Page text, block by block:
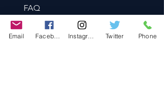
FAQ
Store Policy
Shipping & Returns
Email Twitter Phone